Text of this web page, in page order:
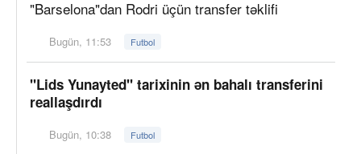
"Barselona"dan Rodri üçün transfer təklifi
Bugün, 11:53 Futbol
"Lids Yunayted" tarixinin ən bahalı transferini
reallaşdırdı
Bugün, 10:38 Futbol